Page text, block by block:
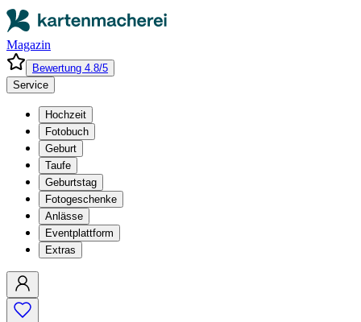
Magazin
Bewertung 4.8/5
Service
Hochzeit
Fotobuch
Geburt
Taufe
Geburtstag
Fotogeschenke
Anlässe
Eventplattform
Extras